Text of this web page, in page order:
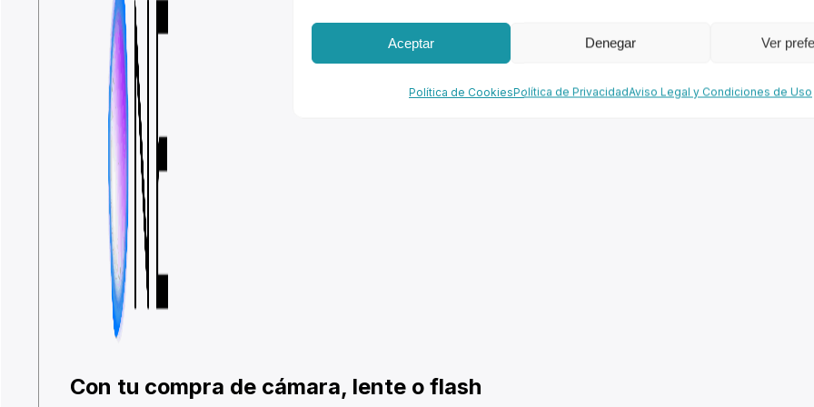
Aceptar Denegar Ver
Política de CookiesPolítica de PrivacidadAviso Legal y Condiciones de Uso
Con tu compra de cámara, lente o flash